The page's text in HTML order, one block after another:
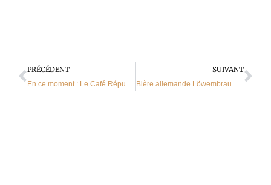
Précédent
PRÉCÉDENT
SUIVANT